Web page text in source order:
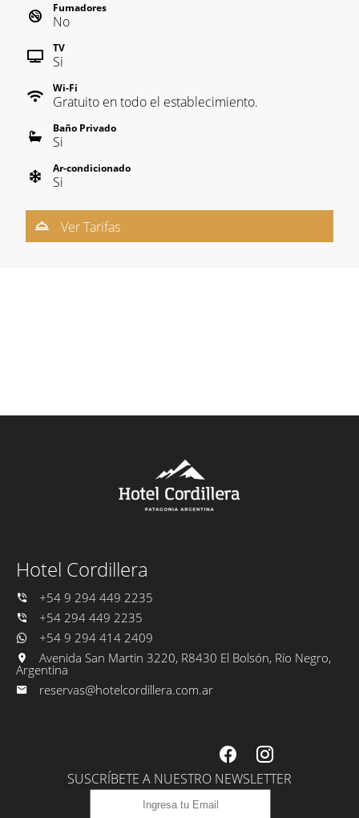
Fumadores
No
TV
Si
Wi-Fi
Gratuito en todo el establecimiento.
Baño Privado
Si
Ar-condicionado
Si
Ver Tarifas
Hotel Cordillera
+54 9 294 449 2235
+54 294 449 2235
+54 9 294 414 2409
Avenida San Martin 3220, R8430 El Bolsón, Río Negro,
Argentina
reservas@hotelcordillera.com.ar
SUSCRÍBETE A NUESTRO NEWSLETTER